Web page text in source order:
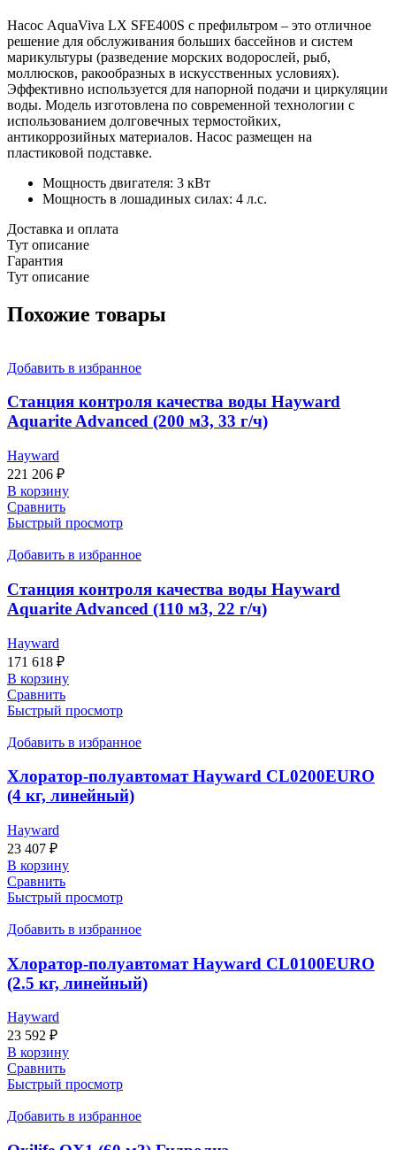
Насос AquaViva LX SFE400S с префильтром – это отличное
решение для обслуживания больших бассейнов и систем
марикультуры (разведение морских водорослей, рыб,
моллюсков, ракообразных в искусственных условиях).
Эффективно используется для напорной подачи и циркуляции
воды. Модель изготовлена по современной технологии с
использованием долговечных термостойких,
антикоррозийных материалов. Насос размещен на
пластиковой подставке.
Мощность двигателя: 3 кВт
Мощность в лошадиных силах: 4 л.с.
Доставка и оплата
Тут описание
Гарантия
Тут описание
Похожие товары
Добавить в избранное
Станция контроля качества воды Hayward
Aquarite Advanced (200 м3, 33 г/ч)
Hayward
221 206 ₽
В корзину
Сравнить
Быстрый просмотр
Добавить в избранное
Станция контроля качества воды Hayward
Aquarite Advanced (110 м3, 22 г/ч)
Hayward
171 618 ₽
В корзину
Сравнить
Быстрый просмотр
Добавить в избранное
Хлоратор-полуавтомат Hayward CL0200EURO
(4 кг, линейный)
Hayward
23 407 ₽
В корзину
Сравнить
Быстрый просмотр
Добавить в избранное
Хлоратор-полуавтомат Hayward CL0100EURO
(2.5 кг, линейный)
Hayward
23 592 ₽
В корзину
Сравнить
Быстрый просмотр
Добавить в избранное